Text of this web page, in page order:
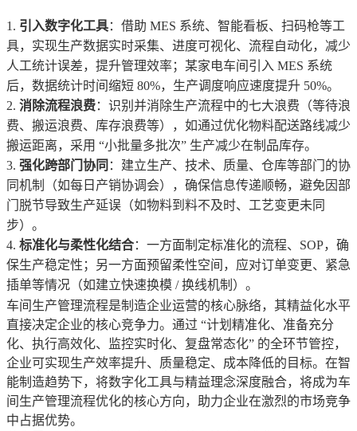
引入数字化工具：借助 MES 系统、智能看板、扫码枪等工
具，实现生产数据实时采集、进度可视化、流程自动化，减少
人工统计误差，提升管理效率；某家电车间引入 MES 系统
后，数据统计时间缩短 80%，生产调度响应速度提升 50%。
消除流程浪费：识别并消除生产流程中的七大浪费（等待浪
费、搬运浪费、库存浪费等），如通过优化物料配送路线减少
搬运距离，采用 “小批量多批次” 生产减少在制品库存。
强化跨部门协同 ：建立生产、技术、质量、仓库等部门的协
同机制（如每日产销协调会），确保信息传递顺畅，避免因部
门脱节导致生产延误（如物料到料不及时、工艺变更未同
步）。
标准化与柔性化结合：一方面制定标准化的流程、SOP，确
保生产稳定性；另一方面预留柔性空间，应对订单变更、紧急
插单等情况（如建立快速换模 / 换线机制）。
车间生产管理流程是制造企业运营的核心脉络，其精益化水平
直接决定企业的核心竞争力。通过 “计划精准化、准备充分
化、执行高效化、监控实时化、复盘常态化” 的全环节管控，
企业可实现生产效率提升、质量稳定、成本降低的目标。在智
能制造趋势下，将数字化工具与精益理念深度融合，将成为车
间生产管理流程优化的核心方向，助力企业在激烈的市场竞争
中占据优势。